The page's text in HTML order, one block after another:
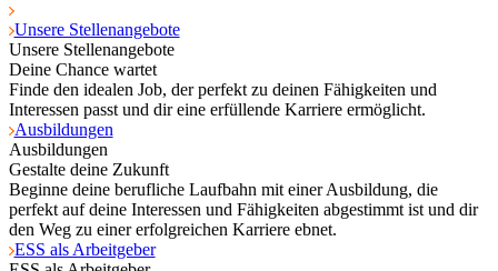
Unsere Stellenangebote
Unsere Stellenangebote
Deine Chance wartet
Finde den idealen Job, der perfekt zu deinen Fähigkeiten und
Interessen passt und dir eine erfüllende Karriere ermöglicht.
Ausbildungen
Ausbildungen
Gestalte deine Zukunft
Beginne deine berufliche Laufbahn mit einer Ausbildung, die
perfekt auf deine Interessen und Fähigkeiten abgestimmt ist und dir
den Weg zu einer erfolgreichen Karriere ebnet.
ESS als Arbeitgeber